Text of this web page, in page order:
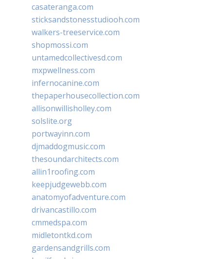
casateranga.com
sticksandstonesstudiooh.com
walkers-treeservice.com
shopmossi.com
untamedcollectivesd.com
mxpwellness.com
infernocanine.com
thepaperhousecollection.com
allisonwillisholley.com
solslite.org
portwayinn.com
djmaddogmusic.com
thesoundarchitects.com
allin1roofing.com
keepjudgewebb.com
anatomyofadventure.com
drivancastillo.com
cmmedspa.com
midletontkd.com
gardensandgrills.com